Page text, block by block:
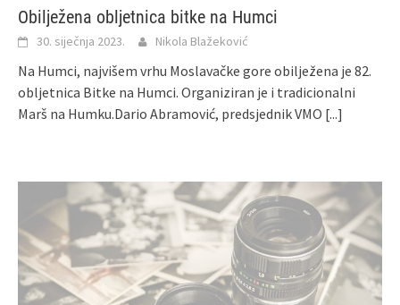
Obilježena obljetnica bitke na Humci
30. siječnja 2023. Nikola Blažeković
Na Humci, najvišem vrhu Moslavačke gore obilježena je 82.
obljetnica Bitke na Humci. Organiziran je i tradicionalni
Marš na Humku.Dario Abramović, predsjednik VMO [...]